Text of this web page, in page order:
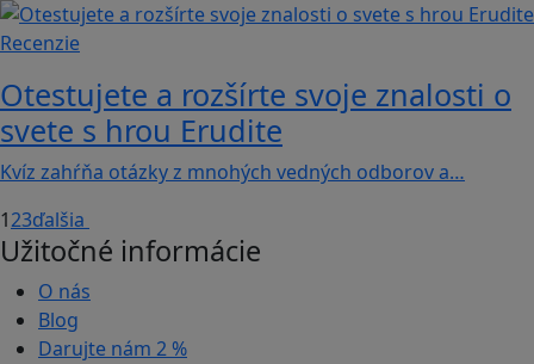
Recenzie
Otestujete a rozšírte svoje znalosti o
svete s hrou Erudite
Kvíz zahŕňa otázky z mnohých vedných odborov a…
123ďalšia
Užitočné informácie
O nás
Blog
Darujte nám 2 %